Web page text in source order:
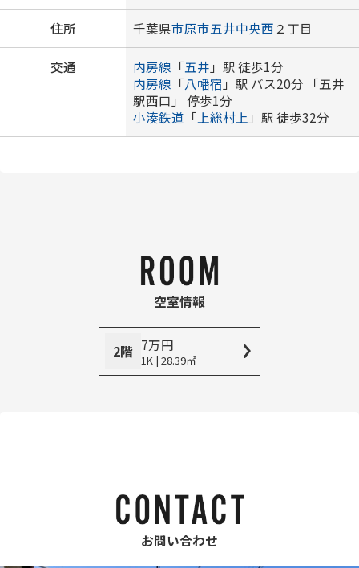
住所 千葉県市原市五井中央西 ２丁目
交通 内房線 「五井 」駅 徒歩1分
内房線 「八幡宿 」駅 バス20分 「五井
駅西口」 停歩1分
小湊鉄道 「 上総村上 」駅 徒歩32分
空室情報
2階 7万円
1K | 28.39㎡
お問い合わせ